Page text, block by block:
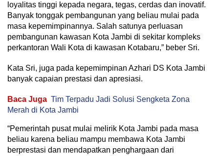
loyalitas tinggi kepada negara, tegas, cerdas dan inovatif.
Banyak tonggak pembangunan yang beliau mulai pada
masa kepemimpinannya. Salah satunya perluasan
pembangunan kawasan Kota Jambi di sekitar kompleks
perkantoran Wali Kota di kawasan Kotabaru,” beber Sri.
Kata Sri, juga pada kepemimpinan Azhari DS Kota Jambi
banyak capaian prestasi dan apresiasi.
Baca Juga Tim Terpadu Jadi Solusi Sengketa Zona
Merah di Kota Jambi
“Pemerintah pusat mulai melirik Kota Jambi pada masa
beliau karena beliau mampu membawa Kota Jambi
berprestasi dan mendapatkan penghargaan dari